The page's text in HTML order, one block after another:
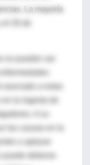
La mayoría
la ingesta de
A su
a aplazar